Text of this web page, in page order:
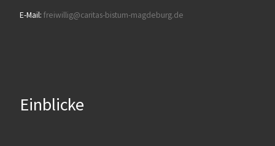
E-Mail: freiwillig@caritas-bistum-magdeburg.de
Einblicke